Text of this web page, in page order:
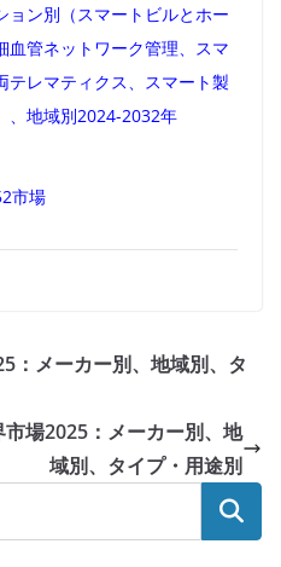
ョン別（スマートビルとホー
血管ネットワーク管理、スマ
テレマティクス、スマート製
、地域別2024-2032年
市場
：メーカー別、地域別、タ
場2025：メーカー別、地
域別、タイプ・用途別